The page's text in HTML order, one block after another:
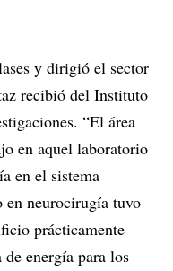
y dirigió el sector
recibió del Instituto
“El área
en aquel laboratorio
en el sistema
en neurocirugía tuvo
prácticamente
energía para los